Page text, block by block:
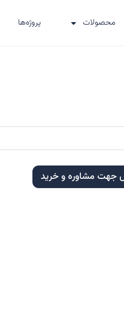
محصولات پروژه‌ها
جهت مشاوره و خرید